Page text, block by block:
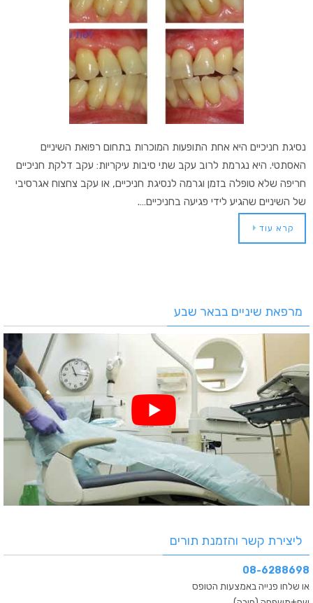
נסיגת חניכיים היא אחת התופעות המוכרות בתחום רפואת השיניים
האסתטי. היא נגרמת לרוב עקב שתי סיבות עיקריות: עקב דלקת חניכיים
חריפה שלא טופלה בזמן וגרמה לנסיגת חניכיים, או עקב צחצוח אגרסיבי
של השיניים שהגיע לידי פגיעה בחניכיים….
קרא עוד
מרפאת שיניים בבאר שבע
ליצירת קשר והזמנת תורים
08-6288698
או שלחו פנייה באמצעות הטופס